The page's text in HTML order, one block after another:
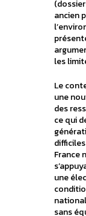
ancien
les
Le
une
des
ce qui
France
une
sans